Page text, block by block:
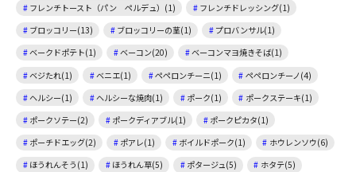
フレンチトースト（パン ペルデュ）(1)
フレンチドレッシング(1)
ブロッコリー(13)
ブロッコリーの茎(1)
プロバンサル(1)
ベークドポテト(1)
ベーコン(20)
ベーコンマヨ焼きそば(1)
ベジたれ(1)
ベニエ(1) ペペロンチーニ(1)
ペペロンチーノ(4)
ヘルシー(1)
ヘルシーな焼肉(1) ポーク(1)
ポークステーキ(1)
ポークソテー(2)
ポークディアブル(1)
ポークピカタ(1)
ポーチドエッグ(2)
ポアレ(1) ボイルドポーク(1)
ホウレンソウ(6)
ほうれんそう(1)
ほうれん草(5) ポタージュ(5)
ホタテ(5)